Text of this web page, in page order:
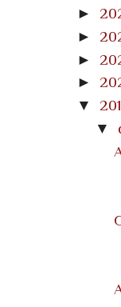
►
►
►
►
▼
▼